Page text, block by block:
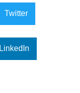
Twitter
LinkedIn